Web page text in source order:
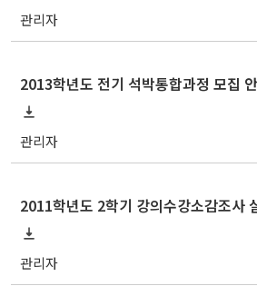
관리자
2013학년도 전기 석박통합과정 모집
관리자
2011학년도 2학기 강의수강소감조사
관리자